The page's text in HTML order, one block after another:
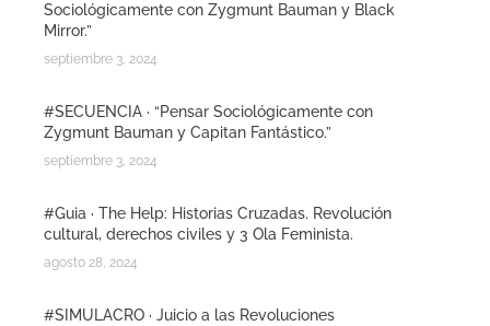
Sociológicamente con Zygmunt Bauman y Black
Mirror.”
septiembre 3, 2024
#SECUENCIA · “Pensar Sociológicamente con
Zygmunt Bauman y Capitan Fantástico.”
septiembre 3, 2024
#Guia · The Help: Historias Cruzadas. Revolución
cultural, derechos civiles y 3 Ola Feminista.
agosto 28, 2024
#SIMULACRO · Juicio a las Revoluciones